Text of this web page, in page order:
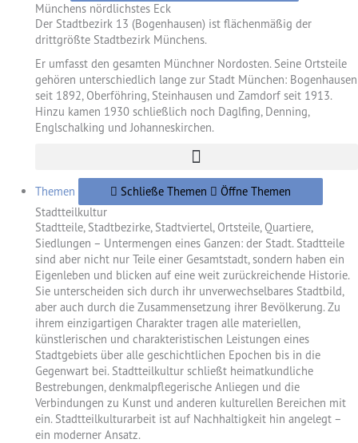
Münchens nördlichstes Eck
Der Stadtbezirk 13 (Bogenhausen) ist flächenmäßig der
drittgrößte Stadtbezirk Münchens.
Er umfasst den gesamten Münchner Nordosten. Seine Ortsteile
gehören unterschiedlich lange zur Stadt München: Bogenhausen
seit 1892, Oberföhring, Steinhausen und Zamdorf seit 1913.
Hinzu kamen 1930 schließlich noch Daglfing, Denning,
Englschalking und Johanneskirchen.
Themen Schließe Themen
Öffne Themen
Stadtteilkultur
Stadtteile, Stadtbezirke, Stadtviertel, Ortsteile, Quartiere,
Siedlungen – Untermengen eines Ganzen: der Stadt. Stadtteile
sind aber nicht nur Teile einer Gesamtstadt, sondern haben ein
Eigenleben und blicken auf eine weit zurückreichende Historie.
Sie unterscheiden sich durch ihr unverwechselbares Stadtbild,
aber auch durch die Zusammensetzung ihrer Bevölkerung. Zu
ihrem einzigartigen Charakter tragen alle materiellen,
künstlerischen und charakteristischen Leistungen eines
Stadtgebiets über alle geschichtlichen Epochen bis in die
Gegenwart bei. Stadtteilkultur schließt heimatkundliche
Bestrebungen, denkmalpflegerische Anliegen und die
Verbindungen zu Kunst und anderen kulturellen Bereichen mit
ein. Stadtteilkulturarbeit ist auf Nachhaltigkeit hin angelegt –
ein moderner Ansatz.